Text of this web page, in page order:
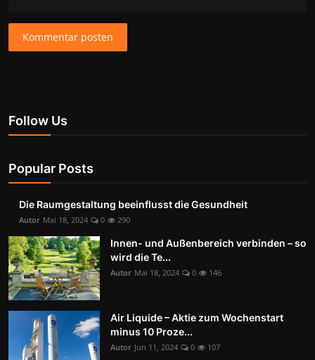
Kommentar posten
Follow Us
Popular Posts
Die Raumgestaltung beeinflusst die Gesundheit
Autor Mai 18, 2024 0 290
Innen- und Außenbereich verbinden – so
wird die Te...
Autor Mai 18, 2024 0 146
Air Liquide – Aktie zum Wochenstart
minus 10 Proze...
Autor Jun 11, 2024 0 107